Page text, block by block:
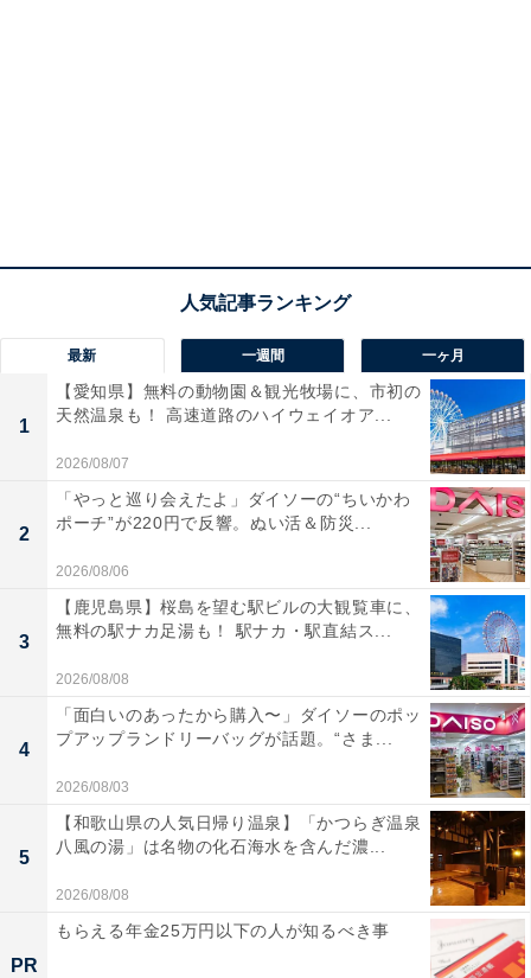
最新 一週間 一ヶ月
1
【愛知県】無料の動物園＆観光牧場に、市初の
天然温泉も！ 高速道路のハイウェイオア...
2026/08/07
2
「やっと巡り会えたよ」ダイソーの“ちいかわ
ポーチ”が220円で反響。ぬい活＆防災...
2026/08/06
3
【鹿児島県】桜島を望む駅ビルの大観覧車に、
無料の駅ナカ足湯も！ 駅ナカ・駅直結ス...
2026/08/08
4
「面白いのあったから購入〜」ダイソーのポッ
プアップランドリーバッグが話題。“さま...
2026/08/03
5
【和歌山県の人気日帰り温泉】「かつらぎ温泉
八風の湯」は名物の化石海水を含んだ濃...
2026/08/08
PR
もらえる年金25万円以下の人が知るべき事